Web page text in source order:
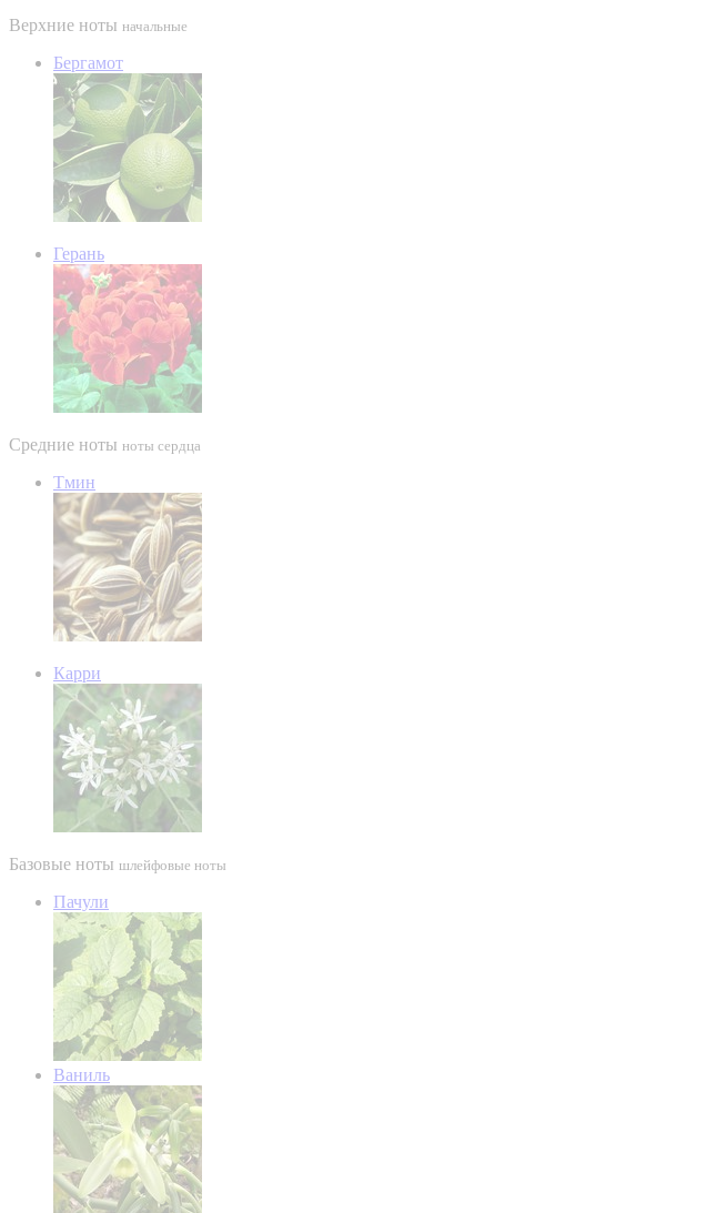
Верхние ноты начальные
Бергамот
Герань
Средние ноты ноты сердца
Тмин
Карри
Базовые ноты шлейфовые ноты
Пачули
Ваниль